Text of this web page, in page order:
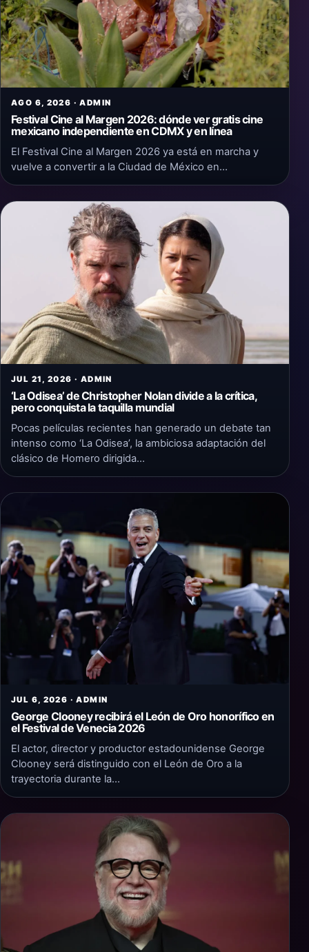
AGO 6, 2026 · ADMIN
Festival Cine al Margen 2026: dónde ver gratis cine
mexicano independiente en CDMX y en línea
El Festival Cine al Margen 2026 ya está en marcha y
vuelve a convertir a la Ciudad de México en…
JUL 21, 2026 · ADMIN
‘La Odisea’ de Christopher Nolan divide a la crítica,
pero conquista la taquilla mundial
Pocas películas recientes han generado un debate tan
intenso como ‘La Odisea’, la ambiciosa adaptación del
clásico de Homero dirigida…
JUL 6, 2026 · ADMIN
George Clooney recibirá el León de Oro honorífico en
el Festival de Venecia 2026
El actor, director y productor estadounidense George
Clooney será distinguido con el León de Oro a la
trayectoria durante la…